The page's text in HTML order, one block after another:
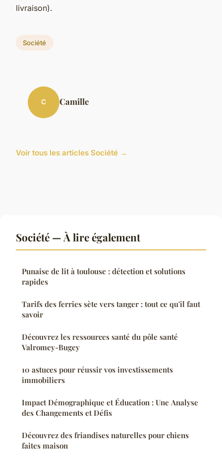
livraison).
Société
C Camille
Voir tous les articles Société →
Société — À lire également
Punaise de lit à toulouse : détection et solutions
rapides
Tarifs des ferries sète vers tanger : tout ce qu'il faut
savoir
Découvrez les ressources santé du pôle santé
Valromey-Bugey
10 astuces pour réussir vos investissements
immobiliers
Impact Démographique et Éducation : Une Analyse
des Changements et Défis
Découvrez des friandises naturelles pour chiens
faites maison